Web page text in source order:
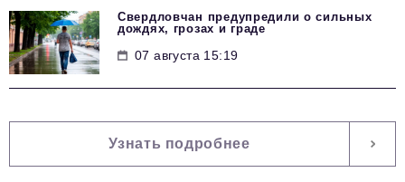
Свердловчан предупредили о сильных
дождях, грозах и граде
07 августа 15:19
Узнать подробнее